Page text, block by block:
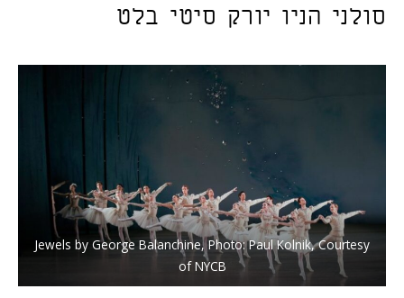
סולני הניו יורק סיטי בלט
Jewels by George Balanchine, Photo: Paul Kolnik, Courtesy
of NYCB